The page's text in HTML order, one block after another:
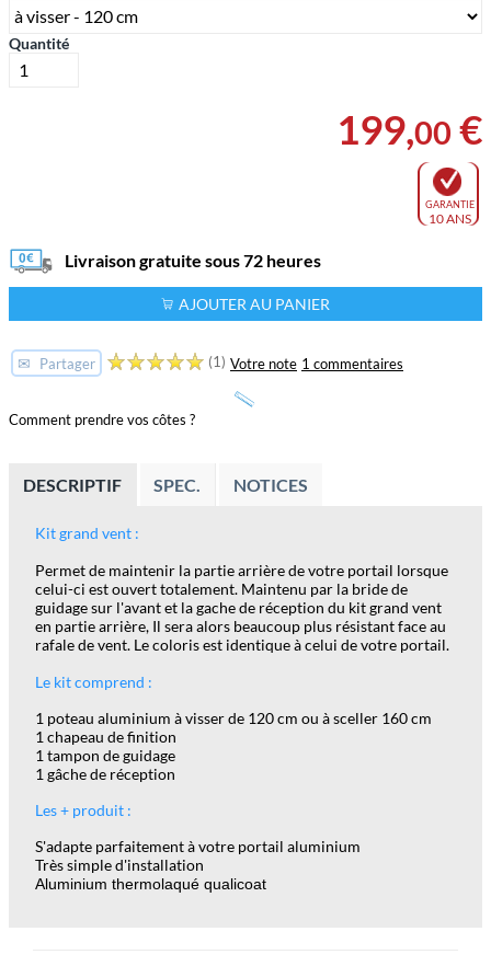
Quantité
199,00 €
GARANTIE
10 ANS
Livraison gratuite sous 72 heures
AJOUTER AU PANIER
✉ Partager (1) Votre note 1 commentaires
Comment prendre vos côtes ?
DESCRIPTIF SPEC. NOTICES
Kit grand vent :
Permet de maintenir la partie arrière de votre portail lorsque
celui-ci est ouvert totalement. Maintenu par la bride de
guidage sur l'avant et la gache de réception du kit grand vent
en partie arrière, Il sera alors beaucoup plus résistant face au
rafale de vent. Le coloris est identique à celui de votre portail.
Le kit comprend :
1 poteau aluminium à visser de 120 cm ou à sceller 160 cm
1 chapeau de finition
1 tampon de guidage
1 gâche de réception
Les + produit :
S'adapte parfaitement à votre portail aluminium
Très simple d'installation
Aluminium thermolaqué qualicoat